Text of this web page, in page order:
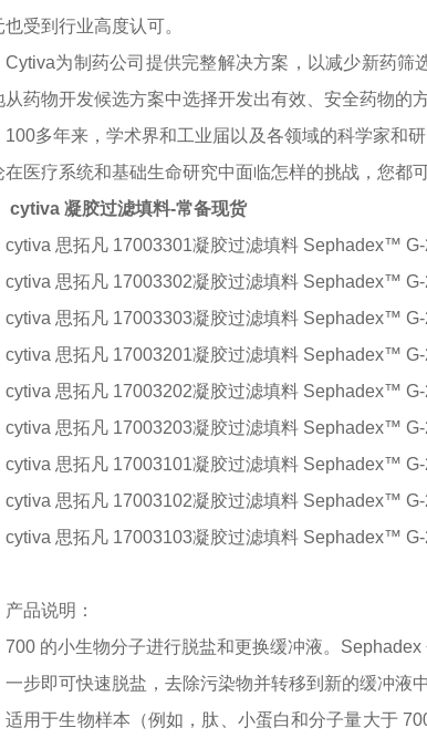
也受到行业高度认可。
Cytiva为制药公司提供完整解决方案，以减少新药
从药物开发候选方案中选择开发出有效、安全药物的
100多年来，学术界和工业届以及各领域的科学家和
在医疗系统和基础生命研究中面临怎样的挑战，您都
cytiva 凝胶过滤填料-常备现货
cytiva 思拓凡 17003301凝胶过滤填料 Sephadex™ G-
cytiva 思拓凡 17003302凝胶过滤填料 Sephadex™ G-
cytiva 思拓凡 17003303凝胶过滤填料 Sephadex™ G-
cytiva 思拓凡 17003201凝胶过滤填料 Sephadex™
cytiva 思拓凡 17003202凝胶过滤填料 Sephadex™
cytiva 思拓凡 17003203凝胶过滤填料 Sephadex™
cytiva 思拓凡 17003101凝胶过滤填料 Sephadex™ G-
cytiva 思拓凡 17003102凝胶过滤填料 Sephadex™ G-
cytiva 思拓凡 17003103凝胶过滤填料 Sephadex™ G-
产品说明：
700 的小生物分子进行脱盐和更换缓冲液。Sephadex
一步即可快速脱盐，去除污染物并转移到新的缓冲液中
适用于生物样本（例如，肽、小蛋白和分子量大于